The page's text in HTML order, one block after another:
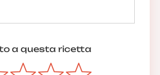
a questa ricetta